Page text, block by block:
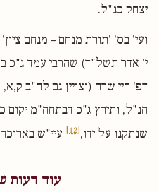
יצחק כנ"ל.
י' אדר תשל"ד) שהרבי עמד ג"כ
דפ' חיי שרה (וצויין גם לח"ב
הנ"ל, ותירץ ג"כ דבתחה"מ יקום
שנתקנו על ידו,[12] עיי"ש
עוד דעות